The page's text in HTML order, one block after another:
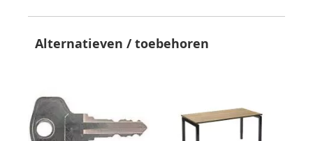
Alternatieven / toebehoren